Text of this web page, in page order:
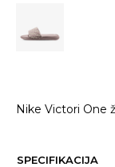
Nike Victori One
SPECIFIKACIJA